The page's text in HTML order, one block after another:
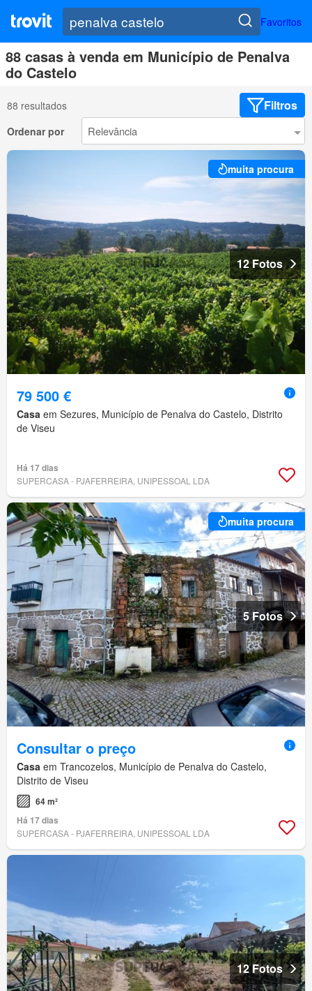
Favoritos
88 casas à venda em Município de Penalva
do Castelo
88 resultados Filtros
Ordenar por
muita procura
12 Fotos
79 500 €
Casa em Sezures, Município de Penalva do Castelo, Distrito
de Viseu
Há 17 dias
SUPERCASA - PJAFERREIRA, UNIPESSOAL LDA
muita procura
5 Fotos
Consultar o preço
Casa em Trancozelos, Município de Penalva do Castelo,
Distrito de Viseu
64 m²
Há 17 dias
SUPERCASA - PJAFERREIRA, UNIPESSOAL LDA
12 Fotos